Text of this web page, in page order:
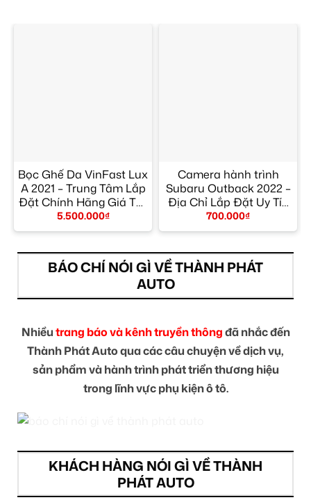
Bọc Ghế Da VinFast Lux
A 2021 – Trung Tâm Lắp
Đặt Chính Hãng Giá Tốt
TPHCM
5.500.000₫
Camera hành trình
Subaru Outback 2022 –
Địa Chỉ Lắp Đặt Uy Tín
TPHCM
700.000₫
BÁO CHÍ NÓI GÌ VỀ THÀNH PHÁT
AUTO
Nhiềutrang báo và kênh truyền thôngđã nhắc đến
Thành Phát Auto qua các câu chuyện về dịch vụ,
sản phẩm và hành trình phát triển thương hiệu
trong lĩnh vực phụ kiện ô tô.
KHÁCH HÀNG NÓI GÌ VỀ THÀNH
PHÁT AUTO